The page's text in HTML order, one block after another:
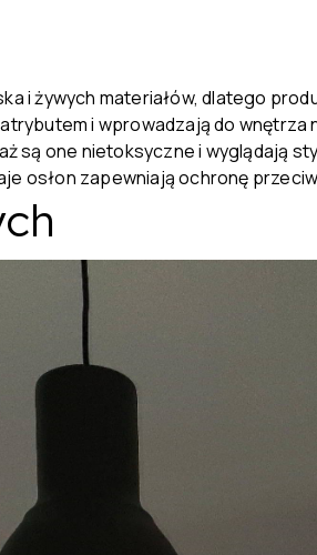
i żywych materiałów, dlatego
i wprowadzają do
są one nietoksyczne i wyglądają
osłon zapewniają ochronę